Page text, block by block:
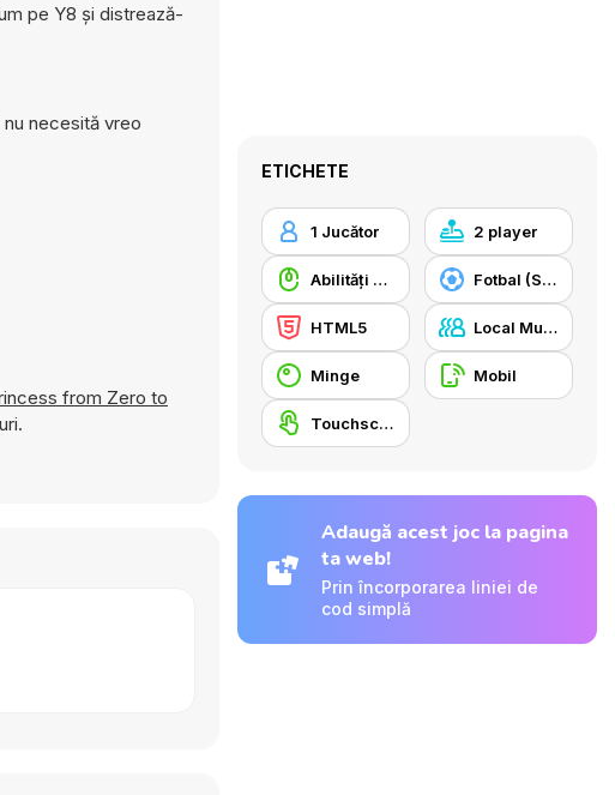
pe Y8 și distrează-
necesită vreo
from Zero to
ETICHETE
1 Jucător 2 player
Abilități Mouse Fotbal (Soccer)
HTML5 Local Multiplayer
Minge Mobil
Touchscreen
Adaugă acest joc la pagina
ta web!
Prin încorporarea liniei de
cod simplă